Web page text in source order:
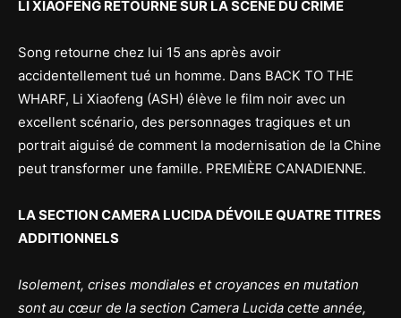
LI XIAOFENG RETOURNE SUR LA SCÈNE DU CRIME
Song retourne chez lui 15 ans après avoir
accidentellement tué un homme. Dans BACK TO THE
WHARF, Li Xiaofeng (ASH) élève le film noir avec un
excellent scénario, des personnages tragiques et un
portrait aiguisé de comment la modernisation de la Chine
peut transformer une famille. PREMIÈRE CANADIENNE.
LA SECTION CAMERA LUCIDA DÉVOILE QUATRE TITRES
ADDITIONNELS
Isolement, crises mondiales et croyances en mutation
sont au cœur de la section Camera Lucida cette année,